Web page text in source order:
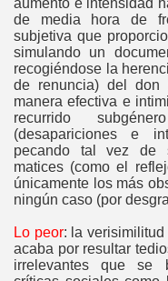
aumento e intensidad
de media hora de
subjetiva que
simulando un
recogiéndose la
de renuncia) del
manera efectiva e
recurrido
(desapariciones e
pecando tal vez de
matices (como el
únicamente los más
ningún caso (por
Lo peor: la verisimilitud
acaba por resultar
irrelevantes que se